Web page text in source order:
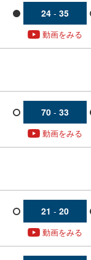
24 - 35
動画をみる
70 - 33
動画をみる
21 - 20
動画をみる